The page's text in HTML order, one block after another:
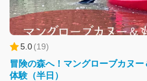
5.0(19)
冒険の森へ！マングローブカヌ
体験（半日）
問
は
こ
ち
ら
こ
ん